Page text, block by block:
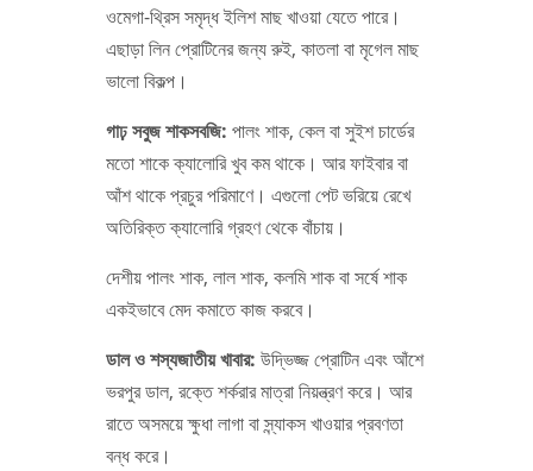
ওমেগা-থ্রিস সমৃদ্ধ ইলিশ মাছ খাওয়া যেতে পারে।
এছাড়া লিন প্রোটিনের জন্য রুই, কাতলা বা মৃগেল মাছ
ভালো বিকল্প।
গাঢ় সবুজ শাকসবজি: পালং শাক, কেল বা সুইশ চার্ডের
মতো শাকে ক্যালোরি খুব কম থাকে। আর ফাইবার বা
আঁশ থাকে প্রচুর পরিমাণে। এগুলো পেট ভরিয়ে রেখে
অতিরিক্ত ক্যালোরি গ্রহণ থেকে বাঁচায়।
দেশীয় পালং শাক, লাল শাক, কলমি শাক বা সর্ষে শাক
একইভাবে মেদ কমাতে কাজ করবে।
ডাল ও শস্যজাতীয় খাবার: উদ্ভিজ্জ প্রোটিন এবং আঁশে
ভরপুর ডাল, রক্তে শর্করার মাত্রা নিয়ন্ত্রণ করে। আর
রাতে অসময়ে ক্ষুধা লাগা বা স্ন্যাকস খাওয়ার প্রবণতা
বন্ধ করে।